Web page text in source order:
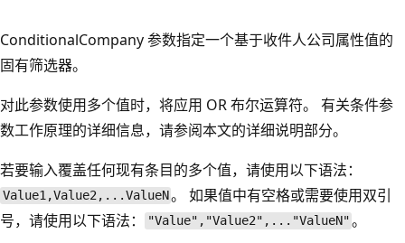
ConditionalCompany 参数指定一个基于收件人公司属性值的
固有筛选器。
对此参数使用多个值时，将应用 OR 布尔运算符。 有关条件参
数工作原理的详细信息，请参阅本文的详细说明部分。
若要输入覆盖任何现有条目的多个值，请使用以下语法：
Value1,Value2,...ValueN。 如果值中有空格或需要使用双引
号，请使用以下语法：
"Value","Value2",..."ValueN" 。